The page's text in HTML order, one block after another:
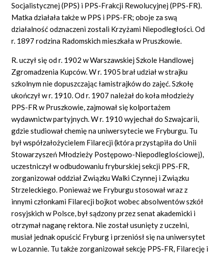
Socjalistycznej (PPS) i PPS-Frakcji Rewolucyjnej (PPS-FR).
Matka działała także w PPS i PPS-FR; oboje za swą
działalność odznaczeni zostali Krzyżami Niepodległości. Od
r. 1897 rodzina Radomskich mieszkała w Pruszkowie.
R. uczył się od r. 1902 w Warszawskiej Szkole Handlowej
Zgromadzenia Kupców. W r. 1905 brał udział w strajku
szkolnym nie dopuszczając łamistrajków do zajęć. Szkołę
ukończył w r. 1910. Od r. 1907 należał do koła młodzieży
PPS-FR w Pruszkowie, zajmował się kolportażem
wydawnictw partyjnych. W r. 1910 wyjechał do Szwajcarii,
gdzie studiował chemię na uniwersytecie we Fryburgu. Tu
był współzałożycielem Filarecji (która przystąpiła do Unii
Stowarzyszeń Młodzieży Postępowo-Niepodleglościowej),
uczestniczył w odbudowaniu fryburskiej sekcji PPS-FR,
zorganizował oddział Związku Walki Czynnej i Związku
Strzeleckiego. Ponieważ we Fryburgu stosował wraz z
innymi członkami Filarecji bojkot wobec absolwentów szkół
rosyjskich w Polsce, był sądzony przez senat akademicki i
otrzymał naganę rektora. Nie został usunięty z uczelni,
musiał jednak opuścić Fryburg i przeniósł się na uniwersytet
w Lozannie. Tu także zorganizował sekcję PPS-FR, Filarecję i